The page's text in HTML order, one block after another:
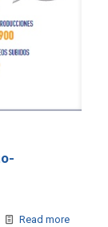
Read more